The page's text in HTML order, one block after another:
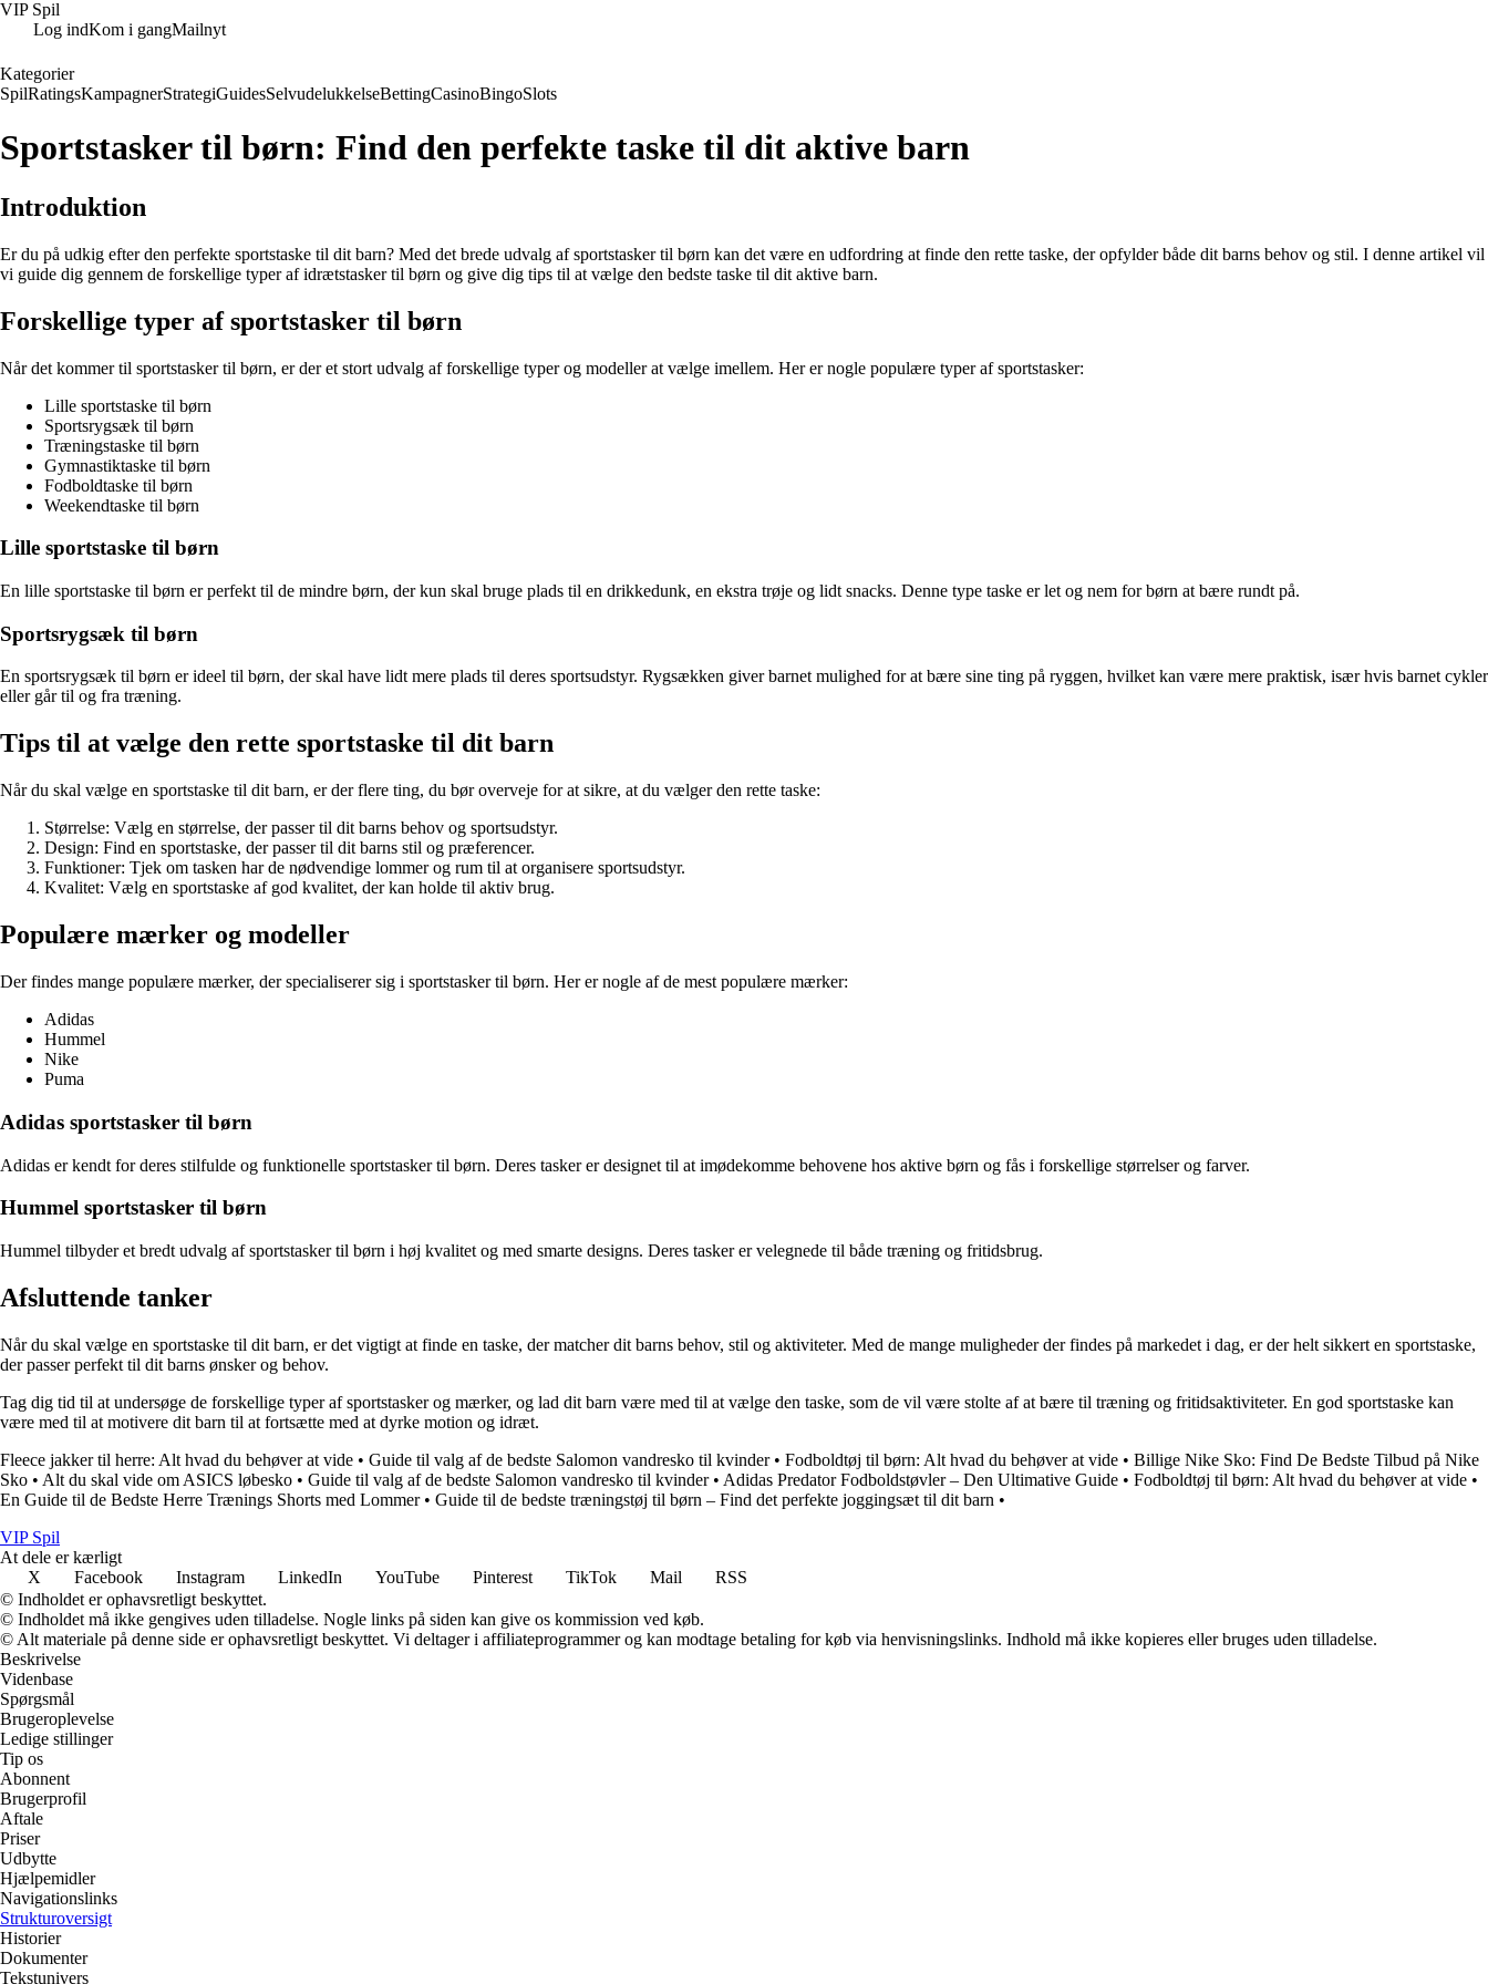
VIP Spil
Log indKom i gangMailnyt
Kategorier
SpilRatingsKampagnerStrategiGuidesSelvudelukkelseBettingCasinoBingoSlots
Sportstasker til børn: Find den perfekte taske til dit aktive barn
Introduktion
Er du på udkig efter den perfekte sportstaske til dit barn? Med det brede udvalg af sportstasker til børn kan det være en udfordring at finde den rette taske, der opfylder både dit barns behov og stil. I denne artikel vil
vi guide dig gennem de forskellige typer af idrætstasker til børn og give dig tips til at vælge den bedste taske til dit aktive barn.
Forskellige typer af sportstasker til børn
Når det kommer til sportstasker til børn, er der et stort udvalg af forskellige typer og modeller at vælge imellem. Her er nogle populære typer af sportstasker:
Lille sportstaske til børn
Sportsrygsæk til børn
Træningstaske til børn
Gymnastiktaske til børn
Fodboldtaske til børn
Weekendtaske til børn
Lille sportstaske til børn
En lille sportstaske til børn er perfekt til de mindre børn, der kun skal bruge plads til en drikkedunk, en ekstra trøje og lidt snacks. Denne type taske er let og nem for børn at bære rundt på.
Sportsrygsæk til børn
En sportsrygsæk til børn er ideel til børn, der skal have lidt mere plads til deres sportsudstyr. Rygsækken giver barnet mulighed for at bære sine ting på ryggen, hvilket kan være mere praktisk, især hvis barnet cykler
eller går til og fra træning.
Tips til at vælge den rette sportstaske til dit barn
Når du skal vælge en sportstaske til dit barn, er der flere ting, du bør overveje for at sikre, at du vælger den rette taske:
Størrelse: Vælg en størrelse, der passer til dit barns behov og sportsudstyr.
Design: Find en sportstaske, der passer til dit barns stil og præferencer.
Funktioner: Tjek om tasken har de nødvendige lommer og rum til at organisere sportsudstyr.
Kvalitet: Vælg en sportstaske af god kvalitet, der kan holde til aktiv brug.
Populære mærker og modeller
Der findes mange populære mærker, der specialiserer sig i sportstasker til børn. Her er nogle af de mest populære mærker:
Adidas
Hummel
Nike
Puma
Adidas sportstasker til børn
Adidas er kendt for deres stilfulde og funktionelle sportstasker til børn. Deres tasker er designet til at imødekomme behovene hos aktive børn og fås i forskellige størrelser og farver.
Hummel sportstasker til børn
Hummel tilbyder et bredt udvalg af sportstasker til børn i høj kvalitet og med smarte designs. Deres tasker er velegnede til både træning og fritidsbrug.
Afsluttende tanker
Når du skal vælge en sportstaske til dit barn, er det vigtigt at finde en taske, der matcher dit barns behov, stil og aktiviteter. Med de mange muligheder der findes på markedet i dag, er der helt sikkert en sportstaske,
der passer perfekt til dit barns ønsker og behov.
Tag dig tid til at undersøge de forskellige typer af sportstasker og mærker, og lad dit barn være med til at vælge den taske, som de vil være stolte af at bære til træning og fritidsaktiviteter. En god sportstaske kan
være med til at motivere dit barn til at fortsætte med at dyrke motion og idræt.
Fleece jakker til herre: Alt hvad du behøver at vide • Guide til valg af de bedste Salomon vandresko til kvinder• Fodboldtøj til børn: Alt hvad du behøver at vide • Billige Nike Sko: Find De Bedste Tilbud på Nike
Sko • Alt du skal vide om ASICS løbesko • Guide til valg af de bedste Salomon vandresko til kvinder• Adidas Predator Fodboldstøvler – Den Ultimative Guide • Fodboldtøj til børn: Alt hvad du behøver at vide •
En Guide til de Bedste Herre Trænings Shorts med Lommer• Guide til de bedste træningstøj til børn – Find det perfekte joggingsæt til dit barn •
VIP Spil
At dele er kærligt
X
Facebook Instagram LinkedIn YouTube Pinterest TikTok Mail
RSS
© Indholdet er ophavsretligt beskyttet.
© Indholdet må ikke gengives uden tilladelse. Nogle links på siden kan give os kommission ved køb.
© Alt materiale på denne side er ophavsretligt beskyttet. Vi deltager i affiliateprogrammer og kan modtage betaling for køb via henvisningslinks. Indhold må ikke kopieres eller bruges uden tilladelse.
Beskrivelse
Videnbase
Spørgsmål
Brugeroplevelse
Ledige stillinger
Tip os
Abonnent
Brugerprofil
Aftale
Priser
Udbytte
Hjælpemidler
Navigationslinks
Strukturoversigt
Historier
Dokumenter
Tekstunivers